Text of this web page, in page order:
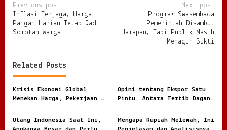
P
o
s
n
a
v
g
Previous post
Inflasi Terjaga, Harga
Pangan Harian Tetap Jadi
Sorotan Warga
Next post
Program Swasembada
Pemerintah Disambut
Harapan, Tapi Publik Masih
Menagih Bukti
Related Posts
Krisis Ekonomi Global
Menekan Harga, Pekerjaan,
Opini tentang Ekspor Satu
Pintu, Antara Tertib Dagang
Utang Indonesia Saat Ini,
Mengapa Rupiah Melemah, Ini